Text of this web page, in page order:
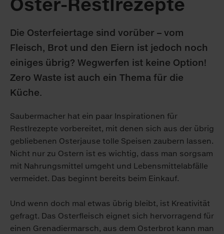
Oster-Restlrezepte
Die Osterfeiertage sind vorüber – vom
Fleisch, Brot und den Eiern ist jedoch noch
einiges übrig? Wegwerfen ist keine Option!
Zero Waste ist auch ein Thema für die
Küche.
Saubermacher hat ein paar Inspirationen für
Restlrezepte vorbereitet, mit denen sich aus der übrig
gebliebenen Osterjause tolle Speisen zaubern lassen.
Nicht nur zu Ostern ist es wichtig, dass man sorgsam
mit Nahrungsmittel umgeht und Lebensmittelabfälle
vermeidet. Das beginnt bereits beim Einkauf.
Und wenn doch mal etwas übrig bleibt, ist Kreativität
gefragt. Das Osterfleisch eignet sich hervorragend für
einen Grenadiermarsch, aus dem Osterbrot kann man